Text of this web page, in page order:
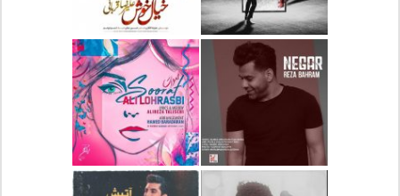
دانلود آلبوم جدید سیروان
خسروی بنام مونولوگ
دانلود آهنگ جدید علیرضا
قربانی بنام خیال خوش